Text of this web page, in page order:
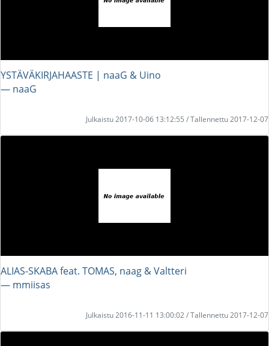
YSTÄVÄKIRJAHAASTE | naaG & Uino
― naaG
Julkaistu 2017-10-06 13:12:55 / Tallennettu 2017-12-07
ALIAS-SKABA feat. TOMAS, naag & Valtteri
― mmiisas
Julkaistu 2016-11-11 13:00:02 / Tallennettu 2017-12-07